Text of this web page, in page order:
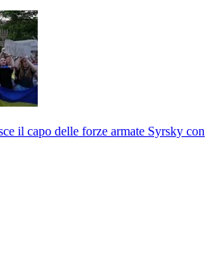
il capo delle forze armate Syrsky con